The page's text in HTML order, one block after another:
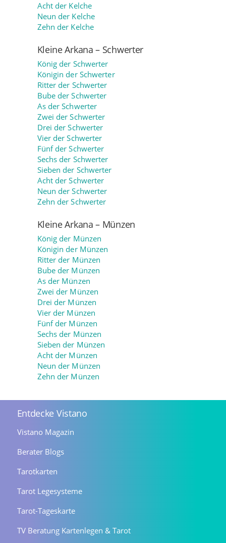
Acht der Kelche
Neun der Kelche
Zehn der Kelche
Kleine Arkana – Schwerter
König der Schwerter
Königin der Schwerter
Ritter der Schwerter
Bube der Schwerter
As der Schwerter
Zwei der Schwerter
Drei der Schwerter
Vier der Schwerter
Fünf der Schwerter
Sechs der Schwerter
Sieben der Schwerter
Acht der Schwerter
Neun der Schwerter
Zehn der Schwerter
Kleine Arkana – Münzen
König der Münzen
Königin der Münzen
Ritter der Münzen
Bube der Münzen
As der Münzen
Zwei der Münzen
Drei der Münzen
Vier der Münzen
Fünf der Münzen
Sechs der Münzen
Sieben der Münzen
Acht der Münzen
Neun der Münzen
Zehn der Münzen
Entdecke Vistano
Vistano Magazin
Berater Blogs
Tarotkarten
Tarot Legesysteme
Tarot-Tageskarte
TV Beratung Kartenlegen & Tarot